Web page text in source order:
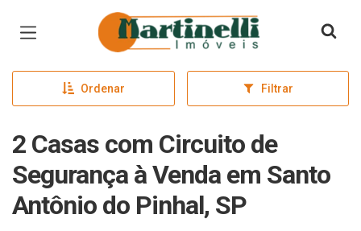
Página inicial
Ordenar Filtrar
2 Casas com Circuito de
Segurança à Venda em Santo
Antônio do Pinhal, SP